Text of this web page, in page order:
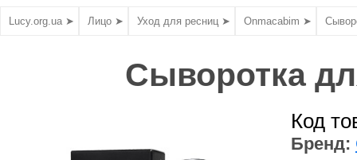
Lucy.org.ua ➤ Лицо ➤ Уход для ресниц ➤ Onmacabim ➤
Сыворотка
Код
Бренд: